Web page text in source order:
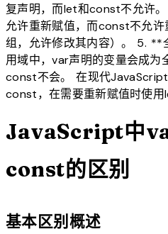
复声明，而let和const不允许
允许重新赋值，而const不允
组，允许修改其内容）。 5. **
用域中，var声明的变量会成为
const不会。 在现代
const，在需要重新赋值时使用
JavaScript中
const的区别
基本区别概述